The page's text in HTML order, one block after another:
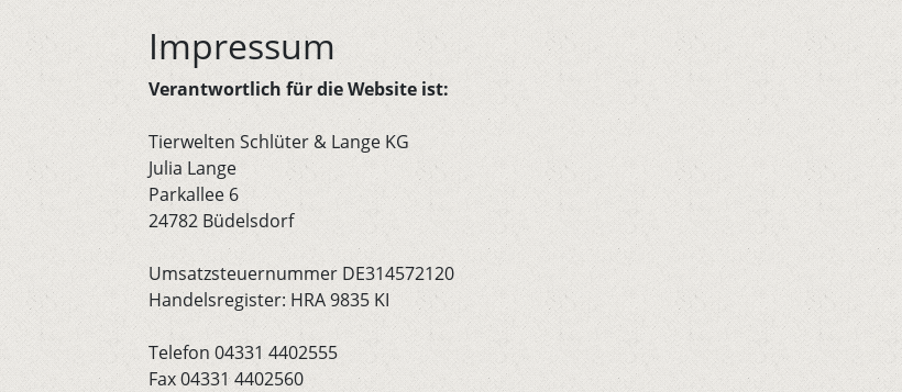
Impressum
Verantwortlich für die Website ist:
Tierwelten Schlüter & Lange KG
Julia Lange
Parkallee 6
24782 Büdelsdorf
Umsatzsteuernummer DE314572120
Handelsregister: HRA 9835 KI
Telefon 04331 4402555
Fax 04331 4402560